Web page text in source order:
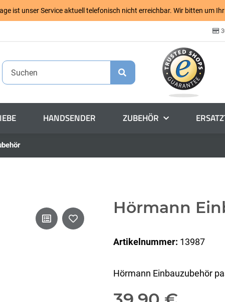
ist unser Service aktuell telefonisch nicht erreichbar. Wir bitten um
HANDSENDER ZUBEHÖR
Hörmann
Artikelnummer: 13987
Hörmann Einbauzubehör